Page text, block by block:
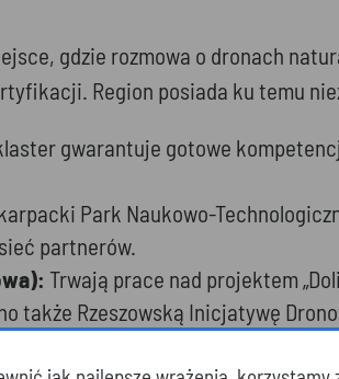
gdzie rozmowa o dronach
Region posiada ku temu
gwarantuje gotowe
Park Naukowo-
partnerów.
Trwają prace nad projektem
także Rzeszowską Inicjatywę